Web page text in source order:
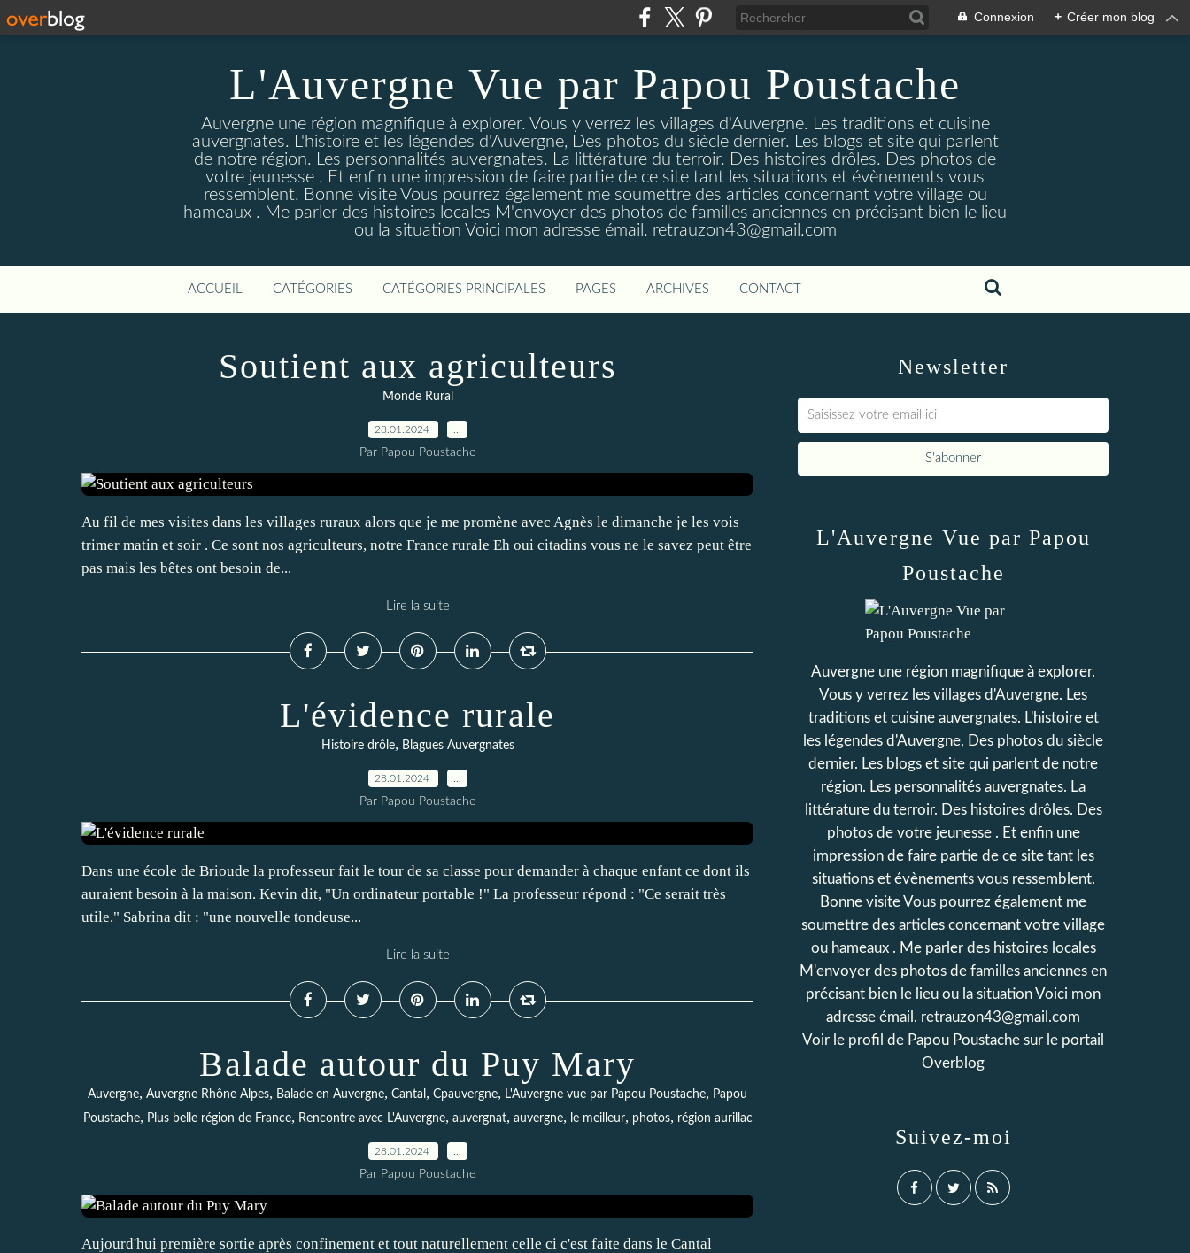
Connexion + Créer mon blog
L'Auvergne Vue par Papou Poustache
Auvergne une région magnifique à explorer. Vous y verrez les villages d'Auvergne. Les traditions et cuisine
auvergnates. L'histoire et les légendes d'Auvergne, Des photos du siècle dernier. Les blogs et site qui parlent
de notre région. Les personnalités auvergnates. La littérature du terroir. Des histoires drôles. Des photos de
votre jeunesse . Et enfin une impression de faire partie de ce site tant les situations et évènements vous
ressemblent. Bonne visite Vous pourrez également me soumettre des articles concernant votre village ou
hameaux . Me parler des histoires locales M'envoyer des photos de familles anciennes en précisant bien le lieu
ou la situation Voici mon adresse émail. retrauzon43@gmail.com
ACCUEIL CATÉGORIES CATÉGORIES PRINCIPALES PAGES ARCHIVES CONTACT
Soutient aux agriculteurs
Monde Rural
28.01.2024
Par Papou Poustache
Au fil de mes visites dans les villages ruraux alors que je me promène avec Agnès le dimanche je les vois
trimer matin et soir . Ce sont nos agriculteurs, notre France rurale Eh oui citadins vous ne le savez peut être
pas mais les bêtes ont besoin de...
Lire la suite
L'évidence rurale
Histoire drôle, Blagues Auvergnates
28.01.2024
Par Papou Poustache
Dans une école de Brioude la professeur fait le tour de sa classe pour demander à chaque enfant ce dont ils
auraient besoin à la maison. Kevin dit, "Un ordinateur portable !" La professeur répond : "Ce serait très
utile." Sabrina dit : "une nouvelle tondeuse...
Lire la suite
Balade autour du Puy Mary
Auvergne, Auvergne Rhône Alpes, Balade en Auvergne, Cantal , Cpauvergne, L'Auvergne vue par Papou Poustache, Papou
Poustache, Plus belle région de France, Rencontre avec L'Auvergne, auvergnat, auvergne, le meilleur, photos, région aurillac
28.01.2024
Par Papou Poustache
Aujourd'hui première sortie après confinement et tout naturellement celle ci c'est faite dans le Cantal
Newsletter
L'Auvergne Vue par Papou
Poustache
Auvergne une région magnifique à explorer.
Vous y verrez les villages d'Auvergne. Les
traditions et cuisine auvergnates. L'histoire et
les légendes d'Auvergne, Des photos du siècle
dernier. Les blogs et site qui parlent de notre
région. Les personnalités auvergnates. La
littérature du terroir. Des histoires drôles. Des
photos de votre jeunesse . Et enfin une
impression de faire partie de ce site tant les
situations et évènements vous ressemblent.
Bonne visite Vous pourrez également me
soumettre des articles concernant votre village
ou hameaux . Me parler des histoires locales
M'envoyer des photos de familles anciennes en
précisant bien le lieu ou la situation Voici mon
adresse émail. retrauzon43@gmail.com
Voir le profil de Papou Poustache sur le portail
Overblog
Suivez-moi